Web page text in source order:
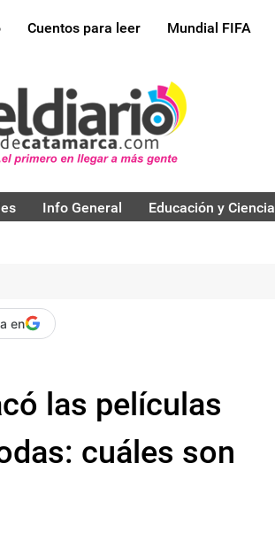
Cuentos para leer Mundial FIFA
Info General Educación y Ciencia
en
las películas
cuáles son